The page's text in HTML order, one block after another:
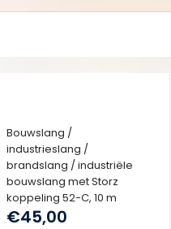
Bouwslang /
industrieslang /
brandslang / industriële
bouwslang met Storz
koppeling 52-C, 10 m
€45,00